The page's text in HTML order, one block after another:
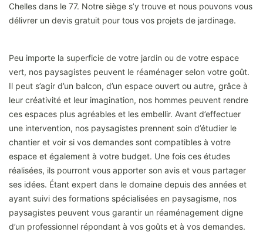
Chelles dans le 77. Notre siège s’y trouve et nous pouvons vous
délivrer un devis gratuit pour tous vos projets de jardinage.
Peu importe la superficie de votre jardin ou de votre espace
vert, nos paysagistes peuvent le réaménager selon votre goût.
Il peut s’agir d’un balcon, d’un espace ouvert ou autre, grâce à
leur créativité et leur imagination, nos hommes peuvent rendre
ces espaces plus agréables et les embellir. Avant d’effectuer
une intervention, nos paysagistes prennent soin d’étudier le
chantier et voir si vos demandes sont compatibles à votre
espace et également à votre budget. Une fois ces études
réalisées, ils pourront vous apporter son avis et vous partager
ses idées. Étant expert dans le domaine depuis des années et
ayant suivi des formations spécialisées en paysagisme, nos
paysagistes peuvent vous garantir un réaménagement digne
d’un professionnel répondant à vos goûts et à vos demandes.